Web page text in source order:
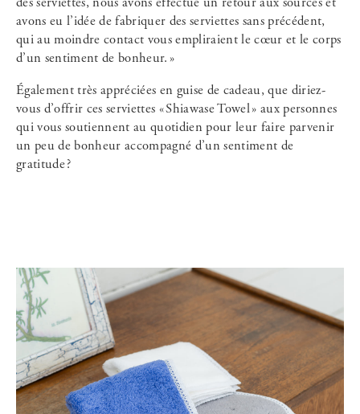
avons eu l’idée de fabriquer des serviettes sans précédent,
qui au moindre contact vous empliraient le cœur et le corps
d’un sentiment de bonheur. »
Également très appréciées en guise de cadeau, que diriez-
vous d’offrir ces serviettes « Shiawase Towel » aux personnes
qui vous soutiennent au quotidien pour leur faire parvenir
un peu de bonheur accompagné d’un sentiment de
gratitude ?